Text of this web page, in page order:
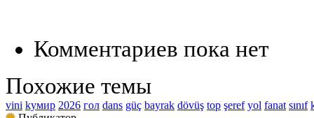
Комментариев пока нет
Похожие темы
vini kумир 2026 гол dans güç bayrak dövüş top şeref yol fanat sınıf